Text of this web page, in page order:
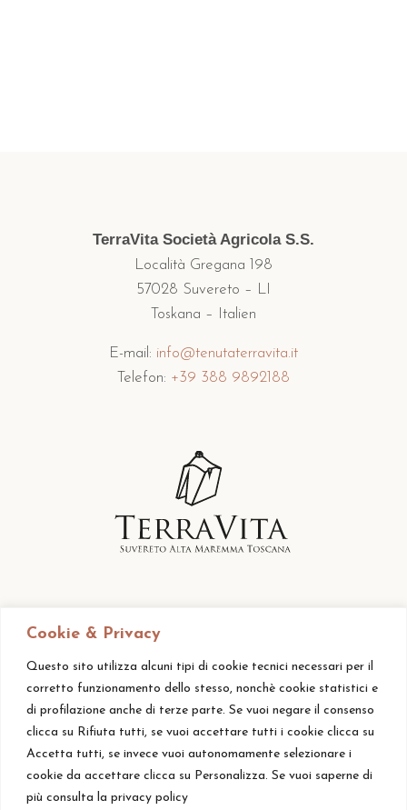
Cookie & Privacy
Questo sito utilizza alcuni tipi di cookie tecnici necessari per il
corretto funzionamento dello stesso, nonchè cookie statistici e
di profilazione anche di terze parte. Se vuoi negare il consenso
clicca su Rifiuta tutti, se vuoi accettare tutti i cookie clicca su
Accetta tutti, se invece vuoi autonomamente selezionare i
cookie da accettare clicca su Personalizza. Se vuoi saperne di
più consulta la privacy policy
TerraVita Società Agricola S.S.
Località Gregana 198
57028 Suvereto – LI
Toskana – Italien
E-mail: info@tenutaterravita.it
Telefon: +39 388 9892188